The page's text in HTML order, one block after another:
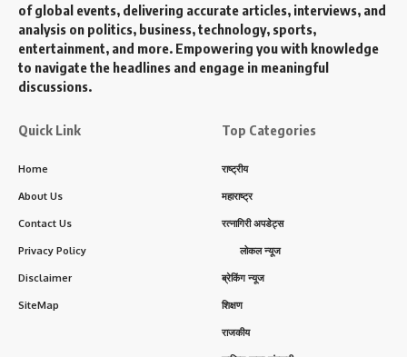
of global events, delivering accurate articles, interviews, and
analysis on politics, business, technology, sports,
entertainment, and more. Empowering you with knowledge
to navigate the headlines and engage in meaningful
discussions.
Quick Link
Home
About Us
Contact Us
Privacy Policy
Disclaimer
SiteMap
Top Categories
राष्ट्रीय
महाराष्ट्र
रत्नागिरी अपडेट्स
लोकल न्यूज
ब्रेकिंग न्यूज
शिक्षण
राजकीय